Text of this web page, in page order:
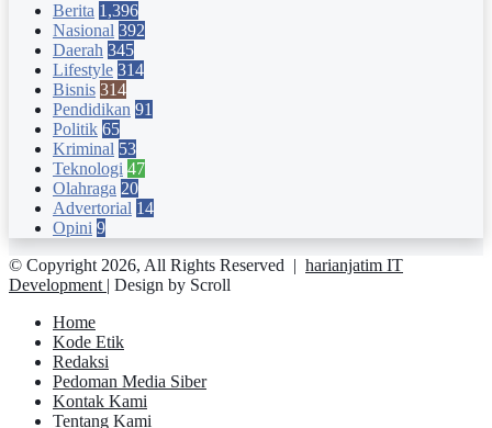
Berita 1,396
Nasional 392
Daerah 345
Lifestyle 314
Bisnis 314
Pendidikan 91
Politik 65
Kriminal 53
Teknologi 47
Olahraga 20
Advertorial 14
Opini 9
© Copyright 2026, All Rights Reserved | harianjatim IT
Development | Design by Scroll
Home
Kode Etik
Redaksi
Pedoman Media Siber
Kontak Kami
Tentang Kami